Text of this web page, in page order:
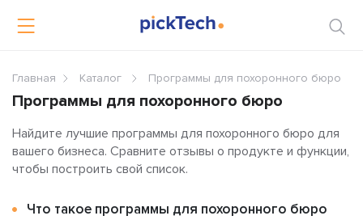
Главная Каталог Программы для похоронного бюро
Программы для похоронного бюро
Найдите лучшие программы для похоронного бюро для
вашего бизнеса. Сравните отзывы о продукте и функции,
чтобы построить свой список.
Что такое программы для похоронного бюро